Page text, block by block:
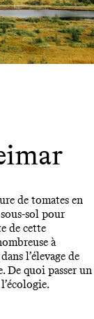
de tomates en
sol pour
de cette
à
l’élevage de
De quoi passer un